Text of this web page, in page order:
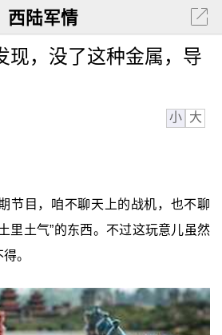
西陆军情
现，没了这种金属，导
小 大
节目，咱不聊天上的战机，也不聊
里土气”的东西。不过这玩意儿虽然
。